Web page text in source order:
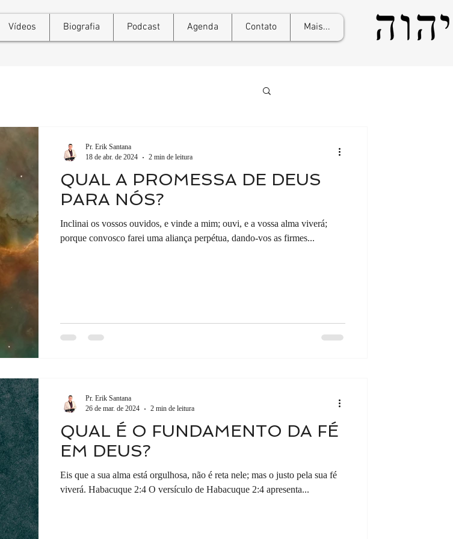
Vídeos Biografia Podcast Agenda Contato Mais...
QUAL A PROMESSA DE DEUS
PARA NÓS?
Inclinai os vossos ouvidos, e vinde a mim; ouvi, e a vossa alma viverá;
porque convosco farei uma aliança perpétua, dando-vos as firmes...
Pr. Erik Santana
18 de abr. de 2024
2 min de leitura
QUAL É O FUNDAMENTO DA FÉ
EM DEUS?
Eis que a sua alma está orgulhosa, não é reta nele; mas o justo pela sua fé
viverá. Habacuque 2:4 O versículo de Habacuque 2:4 apresenta...
Pr. Erik Santana
26 de mar. de 2024
2 min de leitura